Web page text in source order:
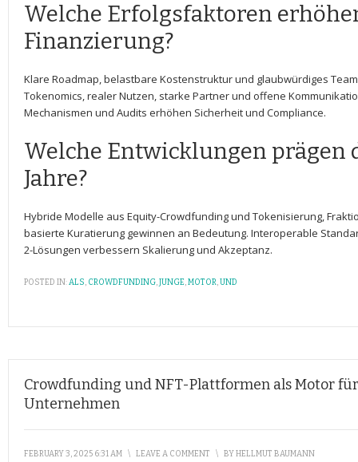
Welche Erfolgsfaktoren
Finanzierung?
Klare Roadmap, belastbare⁣ Kostenstruktur und glaubwürdiges
Tokenomics, realer Nutzen, starke Partner und offene
Mechanismen und Audits erhöhen‍ Sicherheit und Compliance.
Welche Entwicklungen prägen
Jahre?
Hybride Modelle ⁢aus Equity-Crowdfunding und ⁢Tokenisierung,
basierte Kuratierung gewinnen an Bedeutung. Interoperable
2-Lösungen verbessern Skalierung und Akzeptanz.
POSTED IN:ALS, CROWDFUNDING,JUNGE,MOTOR,UND
Crowdfunding und NFT-Plattformen als Motor
Unternehmen
FEBRUARY 3, 2025 6:31 AM \ LEAVE A COMMENT \ BYHELLMUT BAUMANN